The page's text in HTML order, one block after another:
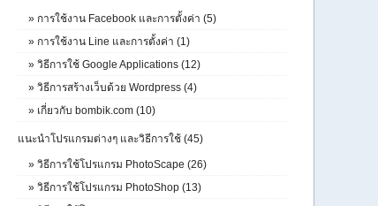
» การใช้งาน Facebook และการตั้งค่า (5)
» การใช้งาน Line และการตั้งค่า (1)
» วิธีการใช้ Google Applications (12)
» วิธีการสร้างเว็บด้วย Wordpress (4)
» เกี่ยวกับ bombik.com (10)
แนะนำโปรแกรมต่างๆ และวิธีการใช้ (45)
» วิธีการใช้โปรแกรม PhotoScape (26)
» วิธีการใช้โปรแกรม PhotoShop (13)